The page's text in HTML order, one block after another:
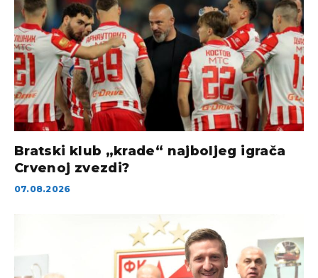
Bratski klub „krade“ najboljeg igrača
Crvenoj zvezdi?
07.08.2026